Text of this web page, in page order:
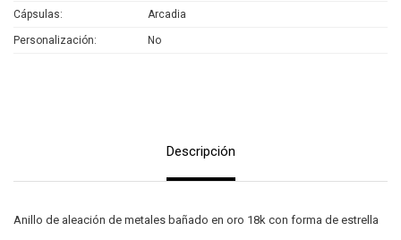
Cápsulas Arcadia
Personalización No
Descripción
Anillo de aleación de metales bañado en oro 18k con forma de estrella